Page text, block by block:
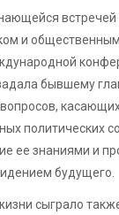
встречей
и
бывшему
политических
ее знаниями и
будущего.
сыграло